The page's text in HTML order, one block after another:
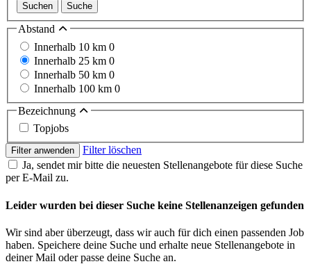
Suchen Suche
Abstand
Innerhalb 10 km 0
Innerhalb 25 km 0
Innerhalb 50 km 0
Innerhalb 100 km 0
Bezeichnung
Topjobs
Filter anwenden
Filter löschen
Ja, sendet mir bitte die neuesten Stellenangebote für diese Suche
per E-Mail zu.
Leider wurden bei dieser Suche keine Stellenanzeigen gefunden
Wir sind aber überzeugt, dass wir auch für dich einen passenden Job
haben. Speichere deine Suche und erhalte neue Stellenangebote in
deiner Mail oder passe deine Suche an.